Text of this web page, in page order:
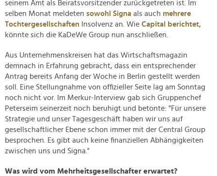
seinem Amt als Beiratsvorsitzender zurückgetreten ist. Im
selben Monat meldeten sowohl Signa als auch mehrere
Tochtergesellschaften Insolvenz an. Wie Capital berichtet,
könnte sich die KaDeWe Group nun anschließen.
Aus Unternehmenskreisen hat das Wirtschaftsmagazin
demnach in Erfahrung gebracht, dass ein entsprechender
Antrag bereits Anfang der Woche in Berlin gestellt werden
soll. Eine Stellungnahme von offizieller Seite lag am Sonntag
noch nicht vor. Im Merkur-Interview gab sich Gruppenchef
Peterseim seinerzeit noch beruhigt und betonte: "Für unsere
Strategie und unser Tagesgeschäft haben wir uns auf
gesellschaftlicher Ebene schon immer mit der Central Group
besprochen. Es gibt auch keine finanziellen Abhängigkeiten
zwischen uns und Signa."
Was wird vom Mehrheitsgesellschafter erwartet?